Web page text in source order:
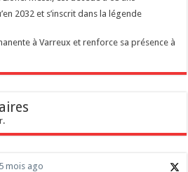
2032 et s’inscrit dans la légende
à Varreux et renforce sa présence à
5 mois ago